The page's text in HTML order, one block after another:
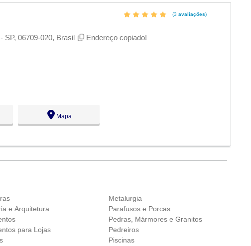
(3 avaliações)
SP, 06709-020, Brasil Endereço copiado!
Mapa
e Arquitetura
para Lojas
Metalurgia
Parafusos e Porcas
Pedras, Mármores e Granitos
Pedreiros
Piscinas